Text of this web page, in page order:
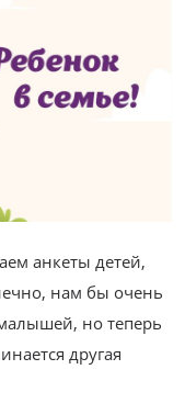
анкеты детей,
нам бы очень
но теперь
другая